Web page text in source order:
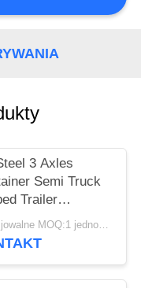
3 Axles
Semi Truck
Trailer
ciężkie
negocjowalne MOQ:1 jednostka